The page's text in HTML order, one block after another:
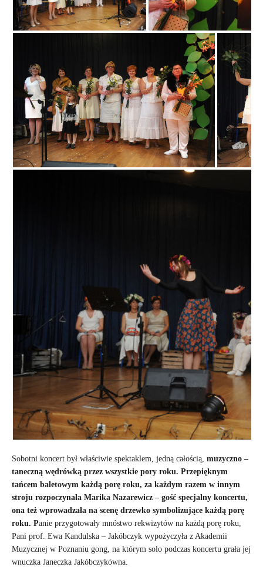
Sobotni koncert był właściwie spektaklem, jedną całością, muzyczno –
taneczną wędrówką przez wszystkie pory roku. Przepięknym
tańcem baletowym każdą porę roku, za każdym razem w innym
stroju rozpoczynała Marika Nazarewicz – gość specjalny koncertu,
ona też wprowadzała na scenę drzewko symbolizujące każdą porę
roku. Panie przygotowały mnóstwo rekwizytów na każdą porę roku,
Pani prof. Ewa Kandulska – Jakóbczyk wypożyczyła z Akademii
Muzycznej w Poznaniu gong, na którym solo podczas koncertu grała jej
wnuczka Janeczka Jakóbczykówna.